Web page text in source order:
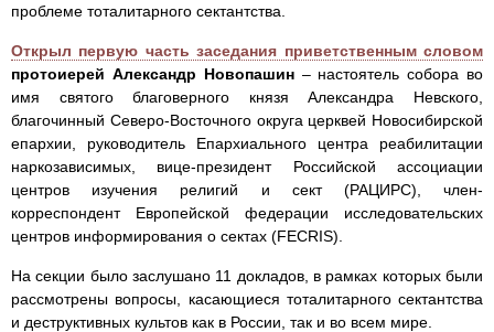
проблеме тоталитарного сектантства.
Открыл первую часть заседания приветственным словом
протоиерей Александр Новопашин– настоятель собора во
имя святого благоверного князя Александра Невского,
благочинный Северо-Восточного округа церквей Новосибирской
епархии, руководитель Епархиального центра реабилитации
наркозависимых, вице-президент Российской ассоциации
центров изучения религий и сект (РАЦИРС), член-
корреспондент Европейской федерации исследовательских
центров информирования о сектах (FECRIS).
На секции было заслушано 11 докладов, в рамках которых были
рассмотрены вопросы, касающиеся тоталитарного сектантства
и деструктивных культов как в России, так и во всем мире.